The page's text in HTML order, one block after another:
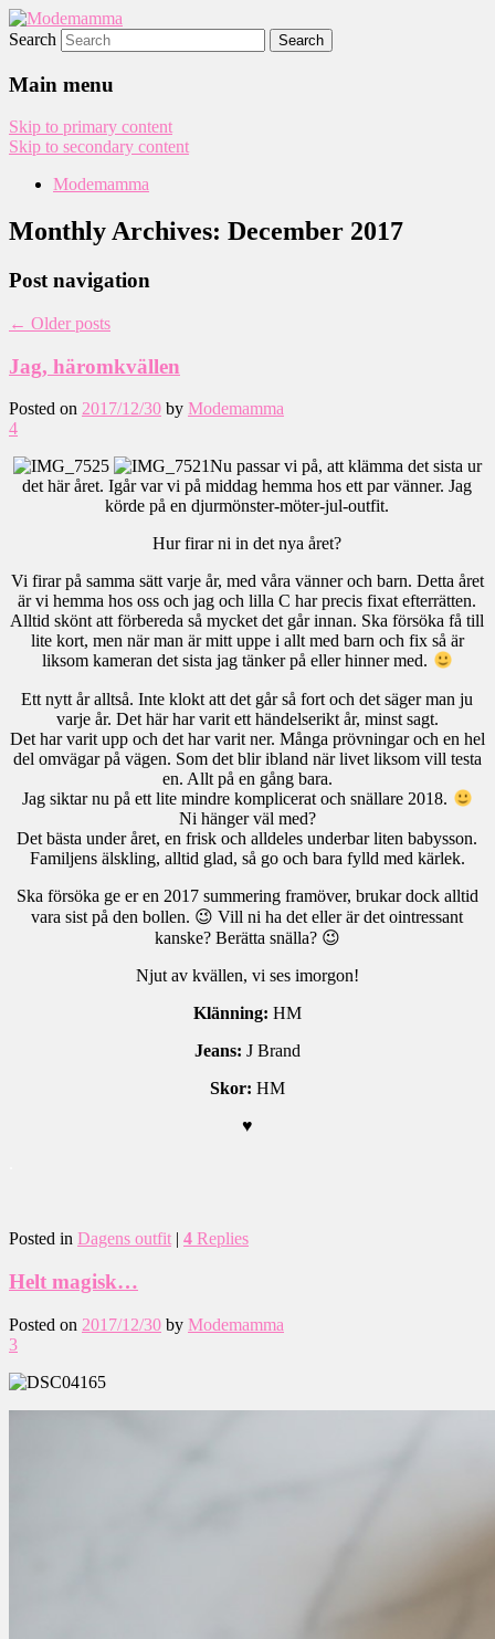
Modemamma
Search
Main menu
Skip to primary content
Skip to secondary content
Modemamma
Monthly Archives: December 2017
Post navigation
← Older posts
Jag, häromkvällen
Posted on 2017/12/30 by Modemamma
4
Nu passar vi på, att klämma det sista ur
det här året. Igår var vi på middag hemma hos ett par vänner. Jag
körde på en djurmönster-möter-jul-outfit.
Hur firar ni in det nya året?
Vi firar på samma sätt varje år, med våra vänner och barn. Detta året
är vi hemma hos oss och jag och lilla C har precis fixat efterrätten.
Alltid skönt att förbereda så mycket det går innan. Ska försöka få till
lite kort, men när man är mitt uppe i allt med barn och fix så är
liksom kameran det sista jag tänker på eller hinner med.
Ett nytt år alltså. Inte klokt att det går så fort och det säger man ju
varje år. Det här har varit ett händelserikt år, minst sagt.
Det har varit upp och det har varit ner. Många prövningar och en hel
del omvägar på vägen. Som det blir ibland när livet liksom vill testa
en. Allt på en gång bara.
Jag siktar nu på ett lite mindre komplicerat och snällare 2018.
Ni hänger väl med?
Det bästa under året, en frisk och alldeles underbar liten babysson.
Familjens älskling, alltid glad, så go och bara fylld med kärlek.
Ska försöka ge er en 2017 summering framöver, brukar dock alltid
vara sist på den bollen. 😉 Vill ni ha det eller är det ointressant
kanske? Berätta snälla? 😉
Njut av kvällen, vi ses imorgon!
Klänning: HM
Jeans: J Brand
Skor: HM
♥
Posted in Dagens outfit | 4 Replies
Helt magisk…
Posted on 2017/12/30 by Modemamma
3